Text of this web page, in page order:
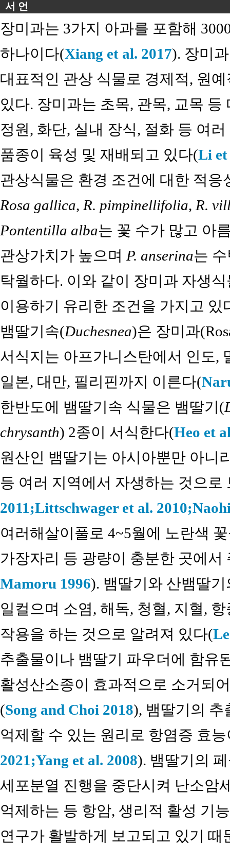
서 언
장미과는 3가지 아과를 포함해
하나이다(Xiang et al. 2017). 장미
대표적인 관상 식물로 경제적, 원
있다. 장미과는 초목, 관목, 교목
정원, 화단, 실내 장식, 절화 등 여
품종이 육성 및 재배되고 있다(Li et
관상식물은 환경 조건에 대한 적
Rosa gallica, R. pimpinellifolia, R.
Pontentilla alba는 꽃 수가 많고 아
관상가치가 높으며 P. anserina는
탁월하다. 이와 같이 장미과 자생
이용하기 유리한 조건을 가지고 있
뱀딸기속(Duchesnea)은 장미과
서식지는 아프가니스탄에서 인도,
일본, 대만, 필리핀까지 이른다(
한반도에 뱀딸기속 식물은 뱀딸기(
chrysanth) 2종이 서식한다(Heo et
원산인 뱀딸기는 아시아뿐만 아니
등 여러 지역에서 자생하는 것으로
2011;Littschwager et al. 2010;
여러해살이풀로 4~5월에 노란색
가장자리 등 광량이 충분한 곳에서
Mamoru 1996). 뱀딸기와 산뱀딸
일컬으며 소염, 해독, 청혈, 지혈,
작용을 하는 것으로 알려져 있다(
추출물이나 뱀딸기 파우더에 함유
활성산소종이 효과적으로 소거되
(Song and Choi 2018), 뱀딸기의 추
억제할 수 있는 원리로 항염증 효
2021;Yang et al. 2008). 뱀딸기의
세포분열 진행을 중단시켜 난소암
억제하는 등 항암, 생리적 활성 기
연구가 활발하게 보고되고 있기